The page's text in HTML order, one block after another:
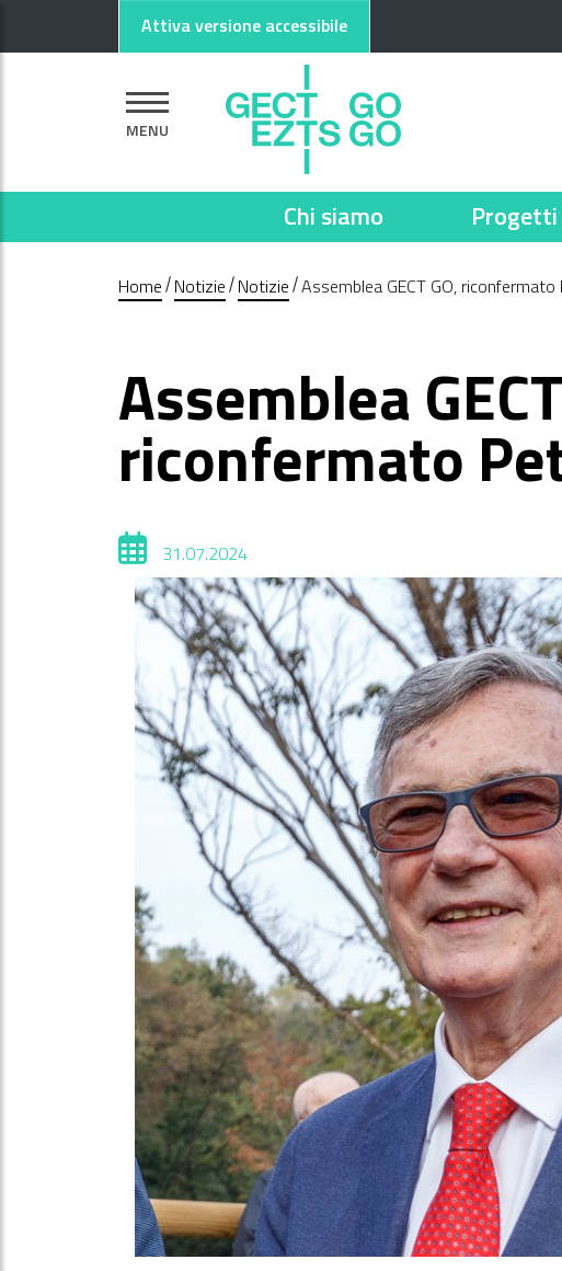
Attiva versione accessibile
MENU
Chi siamo Progetti
Home Notizie Notizie Assemblea GECT GO,
Assemblea
riconfermato
31.07.2024